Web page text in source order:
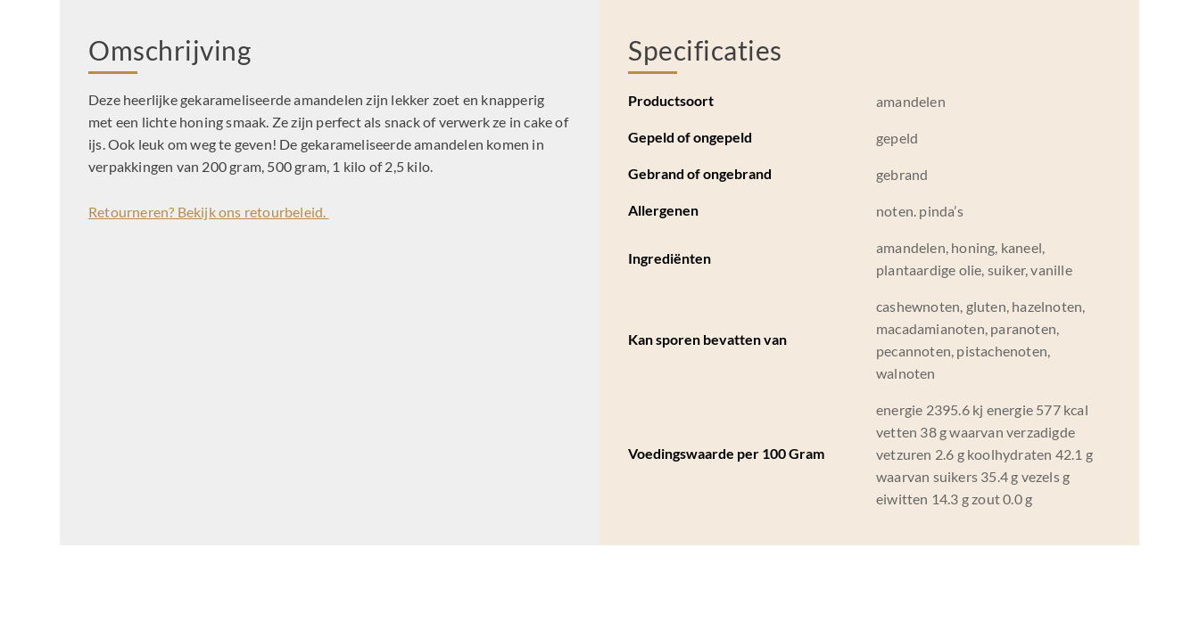
Omschrijving
Deze heerlijke gekarameliseerde amandelen zijn lekker zoet en knapperig
met een lichte honing smaak. Ze zijn perfect als snack of verwerk ze in cake of
ijs. Ook leuk om weg te geven! De gekarameliseerde amandelen komen in
verpakkingen van 200 gram, 500 gram, 1 kilo of 2,5 kilo.
Retourneren? Bekijk ons retourbeleid.
Specificaties
Productsoort amandelen
Gepeld of ongepeld gepeld
Gebrand of ongebrand gebrand
Allergenen noten. pinda’s
Ingrediënten
amandelen, honing, kaneel,
plantaardige olie, suiker, vanille
Kan sporen bevatten van
cashewnoten, gluten, hazelnoten,
macadamianoten, paranoten,
pecannoten, pistachenoten,
walnoten
Voedingswaarde per 100 Gram
energie 2395.6 kj energie 577 kcal
vetten 38 g waarvan verzadigde
vetzuren 2.6 g koolhydraten 42.1 g
waarvan suikers 35.4 g vezels g
eiwitten 14.3 g zout 0.0 g